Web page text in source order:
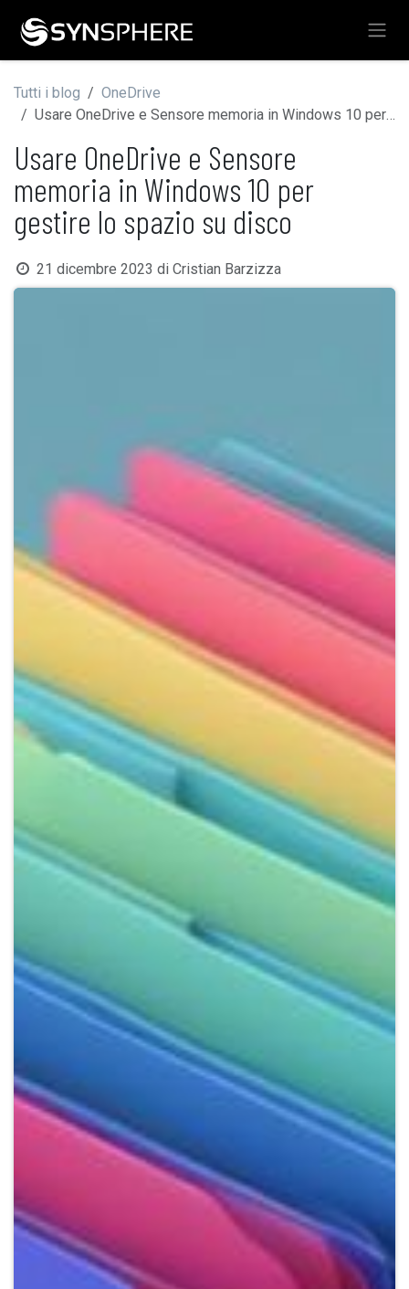
Tutti i blog
OneDrive
Usare OneDrive e Sensore memoria in Windows 10 per gestire lo spazio su disco
Usare OneDrive e Sensore
memoria in Windows 10 per
gestire lo spazio su disco
21 dicembre 2023 di Cristian Barzizza